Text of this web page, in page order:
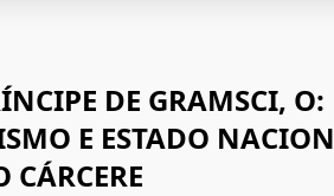
DE GRAMSCI, O:
E ESTADO
CÁRCERE